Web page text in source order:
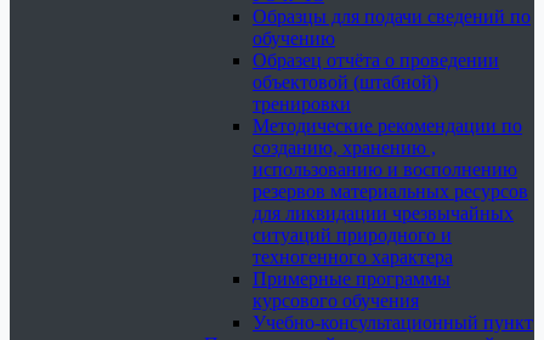
Образцы для подачи сведений по
обучению
Образец отчёта о проведении
объектовой (штабной)
тренировки
Методические рекомендации по
созданию, хранению ,
использованию и восполнению
резервов материальных ресурсов
для ликвидации чрезвычайных
ситуаций природного и
техногенного характера
Примерные программы
курсового обучения
Учебно-консультационный пункт